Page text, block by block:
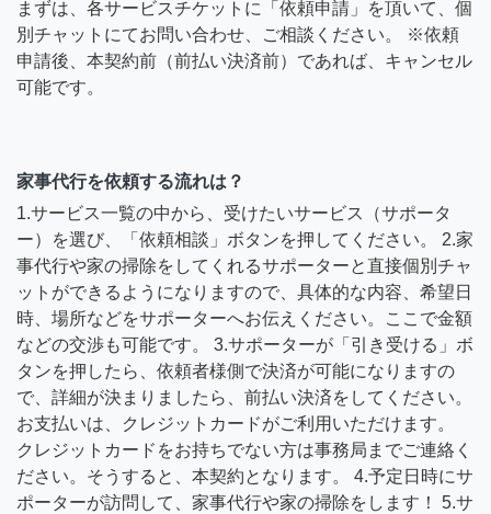
まずは、各サービスチケットに「依頼申請」を頂いて、個
別チャットにてお問い合わせ、ご相談ください。 ※依頼
申請後、本契約前（前払い決済前）であれば、キャンセル
可能です。
家事代行を依頼する流れは？
1.サービス一覧の中から、受けたいサービス（サポータ
ー）を選び、「依頼相談」ボタンを押してください。 2.家
事代行や家の掃除をしてくれるサポーターと直接個別チャ
ットができるようになりますので、具体的な内容、希望日
時、場所などをサポーターへお伝えください。ここで金額
などの交渉も可能です。 3.サポーターが「引き受ける」ボ
タンを押したら、依頼者様側で決済が可能になりますの
で、詳細が決まりましたら、前払い決済をしてください。
お支払いは、クレジットカードがご利用いただけます。
クレジットカードをお持ちでない方は事務局までご連絡く
ださい。そうすると、本契約となります。 4.予定日時にサ
ポーターが訪問して、家事代行や家の掃除をします！ 5.サ